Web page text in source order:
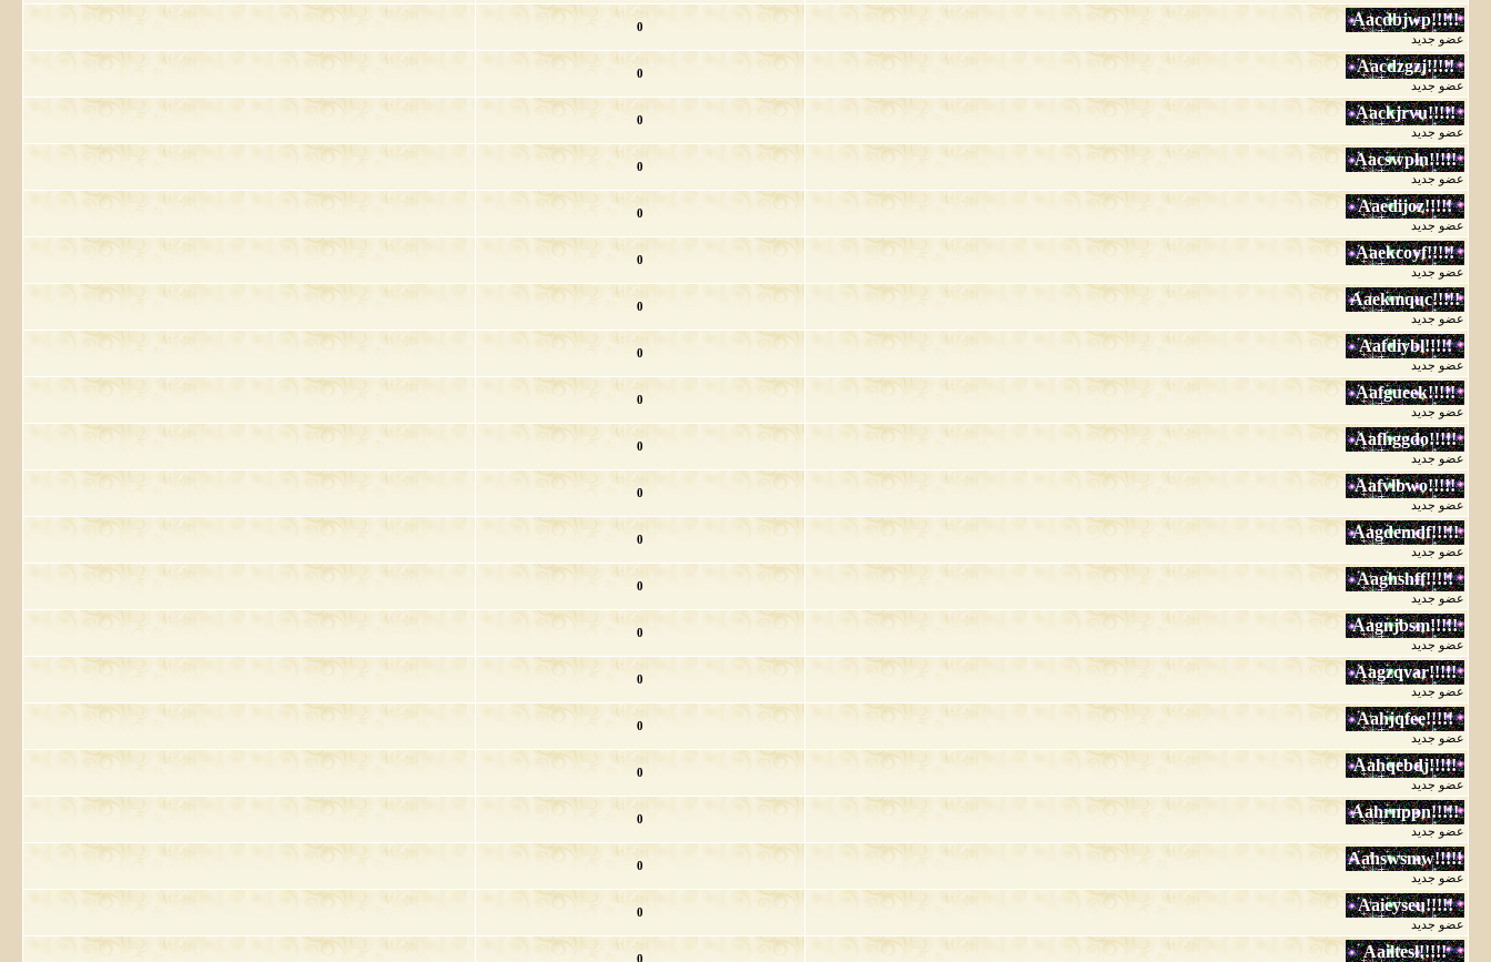
عضو جديد
0
عضو جديد
0
عضو جديد
0
عضو جديد
0
عضو جديد
0
عضو جديد
0
عضو جديد
0
عضو جديد
0
عضو جديد
0
عضو جديد
0
عضو جديد
0
عضو جديد
0
عضو جديد
0
عضو جديد
0
عضو جديد
0
عضو جديد
0
عضو جديد
0
عضو جديد
0
عضو جديد
0
عضو جديد
0
0